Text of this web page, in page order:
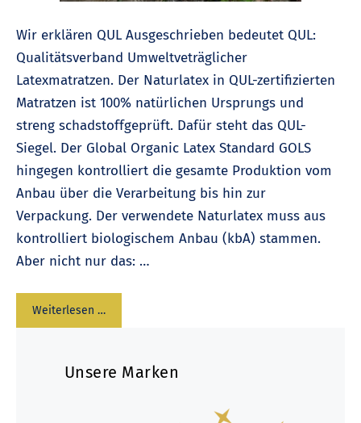
Wir erklären QUL Ausgeschrieben bedeutet QUL:
Qualitätsverband Umweltveträglicher
Latexmatratzen. Der Naturlatex in QUL-zertifizierten
Matratzen ist 100% natürlichen Ursprungs und
streng schadstoffgeprüft. Dafür steht das QUL-
Siegel. Der Global Organic Latex Standard GOLS
hingegen kontrolliert die gesamte Produktion vom
Anbau über die Verarbeitung bis hin zur
Verpackung. Der verwendete Naturlatex muss aus
kontrolliert biologischem Anbau (kbA) stammen.
Aber nicht nur das: …
Weiterlesen …
Unsere Marken